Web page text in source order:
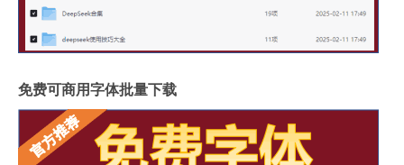
免费可商用字体批量下载